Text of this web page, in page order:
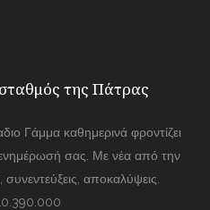
της Πάτρας
Γάμμα καθημερινά φροντίζει
ενημέρωσή σας. Με νέα από την
αποκαλύψεις.